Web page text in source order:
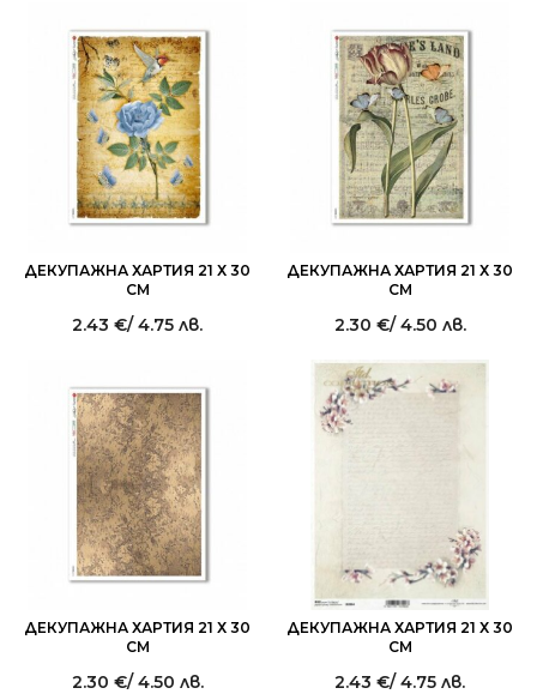
ДЕКУПАЖНА ХАРТИЯ 21 Х 30
СМ
2.43 €/ 4.75 лв.
ДЕКУПАЖНА ХАРТИЯ 21 Х 30
СМ
2.30 €/ 4.50 лв.
ДЕКУПАЖНА ХАРТИЯ 21 Х 30
СМ
2.30 €/ 4.50 лв.
ДЕКУПАЖНА ХАРТИЯ 21 Х 30
СМ
2.43 €/ 4.75 лв.